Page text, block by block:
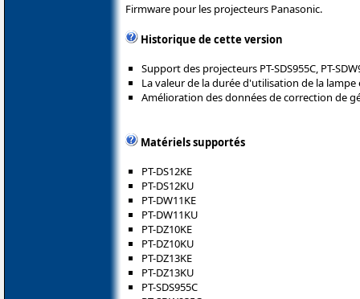
Firmware pour les projecteurs Panasonic.
Historique de cette version
Support des projecteurs PT-SDS955C, PT-
La valeur de la durée d'utilisation de la lampe
Amélioration des données de correction de
Matériels supportés
PT-DS12KE
PT-DS12KU
PT-DW11KE
PT-DW11KU
PT-DZ10KE
PT-DZ10KU
PT-DZ13KE
PT-DZ13KU
PT-SDS955C